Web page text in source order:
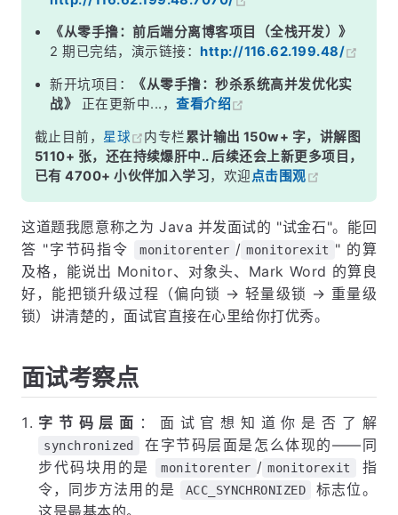
记忆口诀
总结
《从零手撸：前后端分离博客项目（全栈开发）》
2 期已完结，演示链接： http://116.62.199.48/
新开坑项目：
《从零手撸：秒杀系统高并发优化实
战》
正在更新中...，查看介绍
截止目前， 星球 内专栏累计输出 150w+ 字，讲解图
5110+ 张，还在持续爆肝中.. 后续还会上新更多项目，
已有 4700+ 小伙伴加入学习，欢迎点击围观
这道题我愿意称之为 Java 并发面试的 "试金石"。能回
答 "字节码指令
monitorenter / monitorexit " 的算
及格，能说出 Monitor、对象头、Mark Word 的算良
好，能把锁升级过程（偏向锁 → 轻量级锁 → 重量级
锁）讲清楚的，面试官直接在心里给你打优秀。
面试考察点
字节码层面 ：面试官想知道你是否了解
synchronized
在字节码层面是怎么体现的——同
步代码块用的是
monitorenter / monitorexit
指
令，同步方法用的是
ACC_SYNCHRONIZED
标志位。